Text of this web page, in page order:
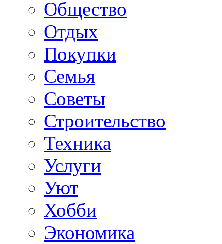
Общество
Отдых
Покупки
Семья
Советы
Строительство
Техника
Услуги
Уют
Хобби
Экономика